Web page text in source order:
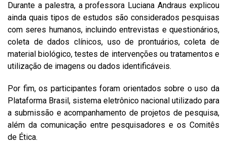
Durante a palestra, a professora Luciana Andraus explicou
ainda quais tipos de estudos são considerados pesquisas
com seres humanos, incluindo entrevistas e questionários,
coleta de dados clínicos, uso de prontuários, coleta de
material biológico, testes de intervenções ou tratamentos e
utilização de imagens ou dados identificáveis.
Por fim, os participantes foram orientados sobre o uso da
Plataforma Brasil, sistema eletrônico nacional utilizado para
a submissão e acompanhamento de projetos de pesquisa,
além da comunicação entre pesquisadores e os Comitês
de Ética.